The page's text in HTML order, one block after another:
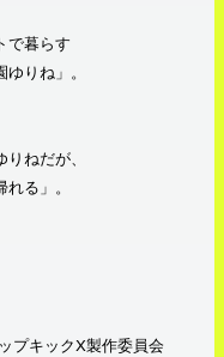
で暮らす
りね」。
ねだが、
る」。
プキックX製作委員会